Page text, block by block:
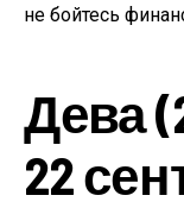
не бойтесь
Дева
22